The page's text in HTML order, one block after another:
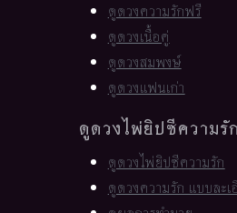
ดูดวงความรักฟรี
ดูดวงเนื้อคู่
ดูดวงสมพงษ์
ดูดวงแฟนเก่า
ดูดวงไพ่ยิปซีความรั
ดูดวงไพ่ยิปซีความรัก
ดูดวงความรัก แบบละเ